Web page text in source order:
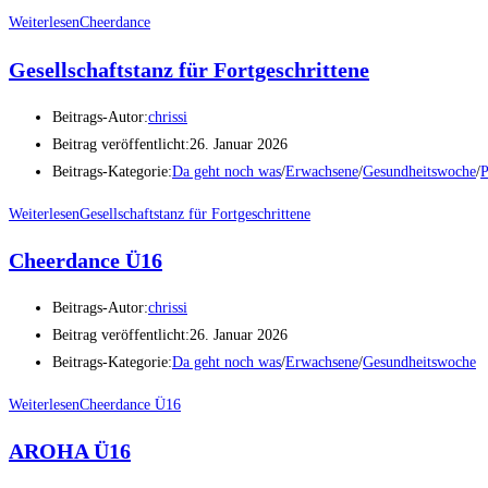
WeiterlesenCheerdance
Gesellschaftstanz für Fortgeschrittene
Beitrags-Autor:chrissi
Beitrag veröffentlicht:26. Januar 2026
Beitrags-Kategorie:Da geht noch was/Erwachsene/Gesundheitswoche/
WeiterlesenGesellschaftstanz für Fortgeschrittene
Cheerdance Ü16
Beitrags-Autor:chrissi
Beitrag veröffentlicht:26. Januar 2026
Beitrags-Kategorie:Da geht noch was/Erwachsene/Gesundheitswoche
WeiterlesenCheerdance Ü16
AROHA Ü16